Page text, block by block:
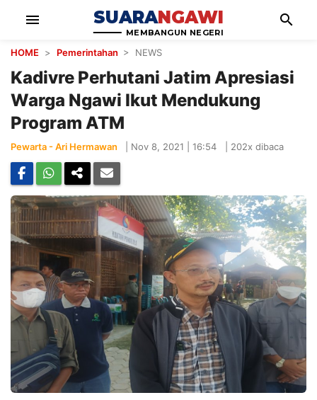
menu SUARANGAWI
MEMBANGUN NEGERI
search
HOME > Pemerintahan > NEWS
Kadivre Perhutani Jatim Apresiasi
Warga Ngawi Ikut Mendukung
Program ATM
Pewarta - Ari Hermawan Nov 8, 2021 | 16:54 202x dibaca